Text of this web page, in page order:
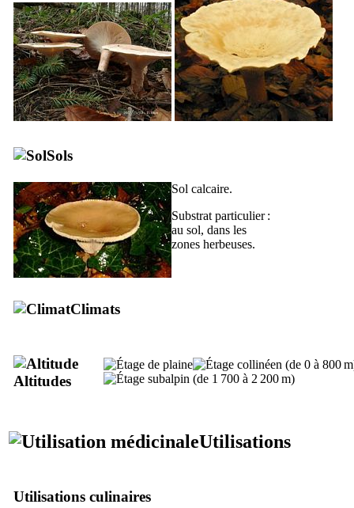
Sols
Sol calcaire.
Substrat particulier :
au sol, dans les
zones herbeuses.
Climats
Altitudes
Utilisations
Utilisations culinaires